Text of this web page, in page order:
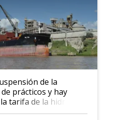
de la
prácticos y hay
tarifa de la hidrovía